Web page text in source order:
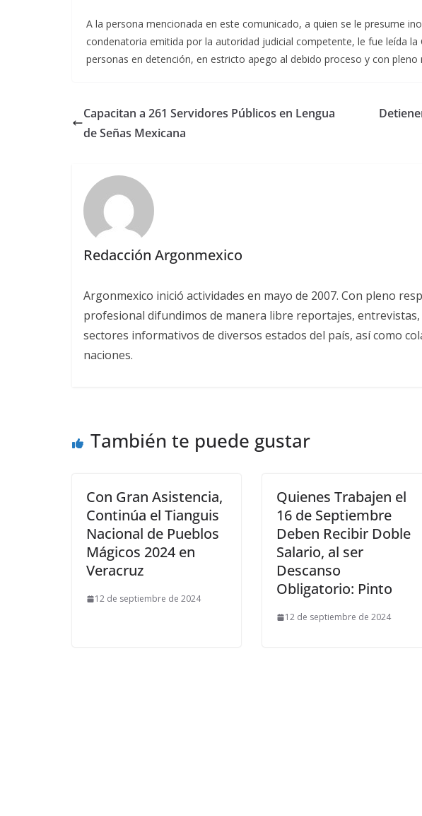
A la persona mencionada en este comunicado, a quien se le presume
condenatoria emitida por la autoridad judicial competente, le fue leída la
personas en detención, en estricto apego al debido proceso y con
Capacitan a 261 Servidores Públicos en Lengua
de Señas Mexicana
Redacción Argonmexico
Argonmexico inició actividades en mayo de 2007. Con pleno
profesional difundimos de manera libre reportajes,
sectores informativos de diversos estados del país, así como
naciones.
También te puede gustar
Con Gran Asistencia,
Continúa el Tianguis
Nacional de Pueblos
Mágicos 2024 en
Veracruz
12 de septiembre de 2024
Quienes Trabajen el
16 de Septiembre
Deben Recibir Doble
Salario, al ser
Descanso
Obligatorio: Pinto
12 de septiembre de 2024